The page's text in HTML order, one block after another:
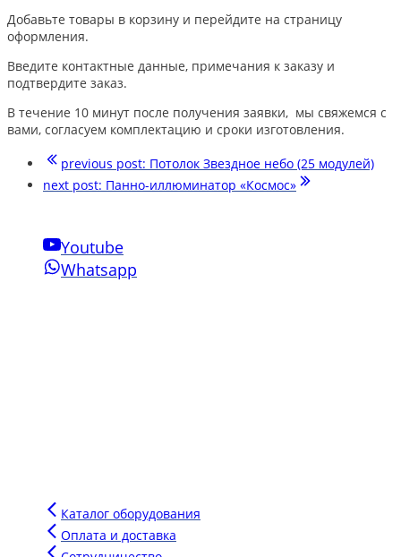
Добавьте товары в корзину и перейдите на страницу
оформления.
Введите контактные данные, примечания к заказу и
подтвердите заказ.
В течение 10 минут после получения заявки, мы свяжемся с
вами, согласуем комплектацию и сроки изготовления.
previous post: Потолок Звездное небо (25 модулей)
next post: Панно-иллюминатор «Космос»
Youtube
Whatsapp
Каталог оборудования
Оплата и доставка